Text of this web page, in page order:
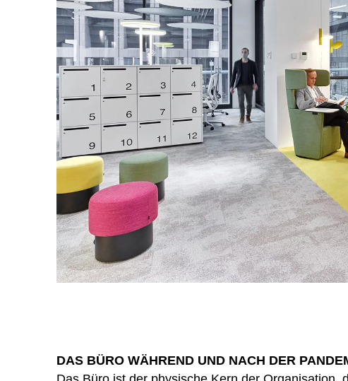
Indonesien
Iran(IR)
Irland(IE)
Israel(IL)
Italien(IT)
Japan(JP)
Ägypten(EG)
Österreich(AT)
DAS BÜRO WÄHREND UND NACH DER